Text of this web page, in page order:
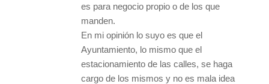
es para negocio propio o de los que
manden.
En mi opinión lo suyo es que el
Ayuntamiento, lo mismo que el
estacionamiento de las calles, se haga
cargo de los mismos y no es mala idea